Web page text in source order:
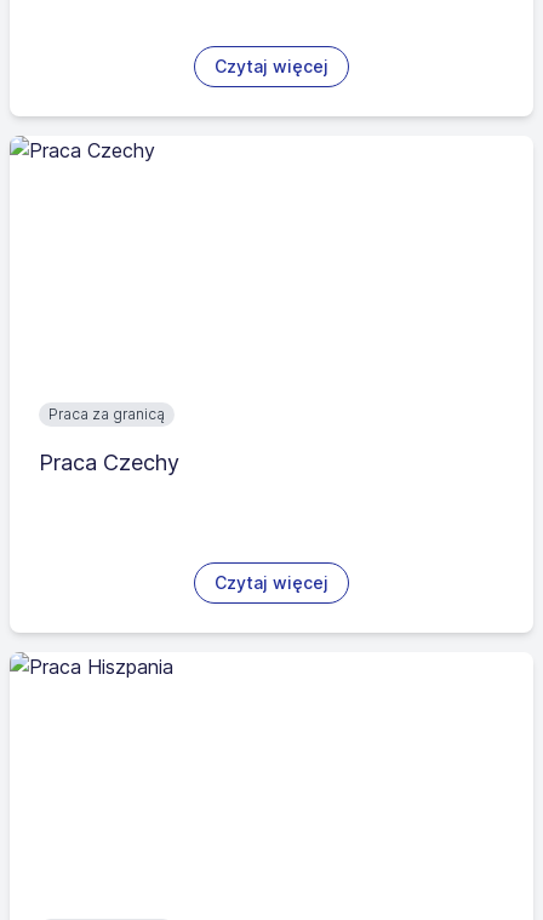
Czytaj więcej
Praca za granicą
Praca Czechy
Czytaj więcej